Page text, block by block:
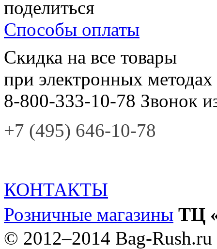
поделиться
Способы оплаты
Скидка на все товары
при электронных
8-800-333-10-78 Звонок
+7 (495) 646-10-78
КОНТАКТЫ
Розничные магазины ТЦ
© 2012–2014 Bag-Rush.ru